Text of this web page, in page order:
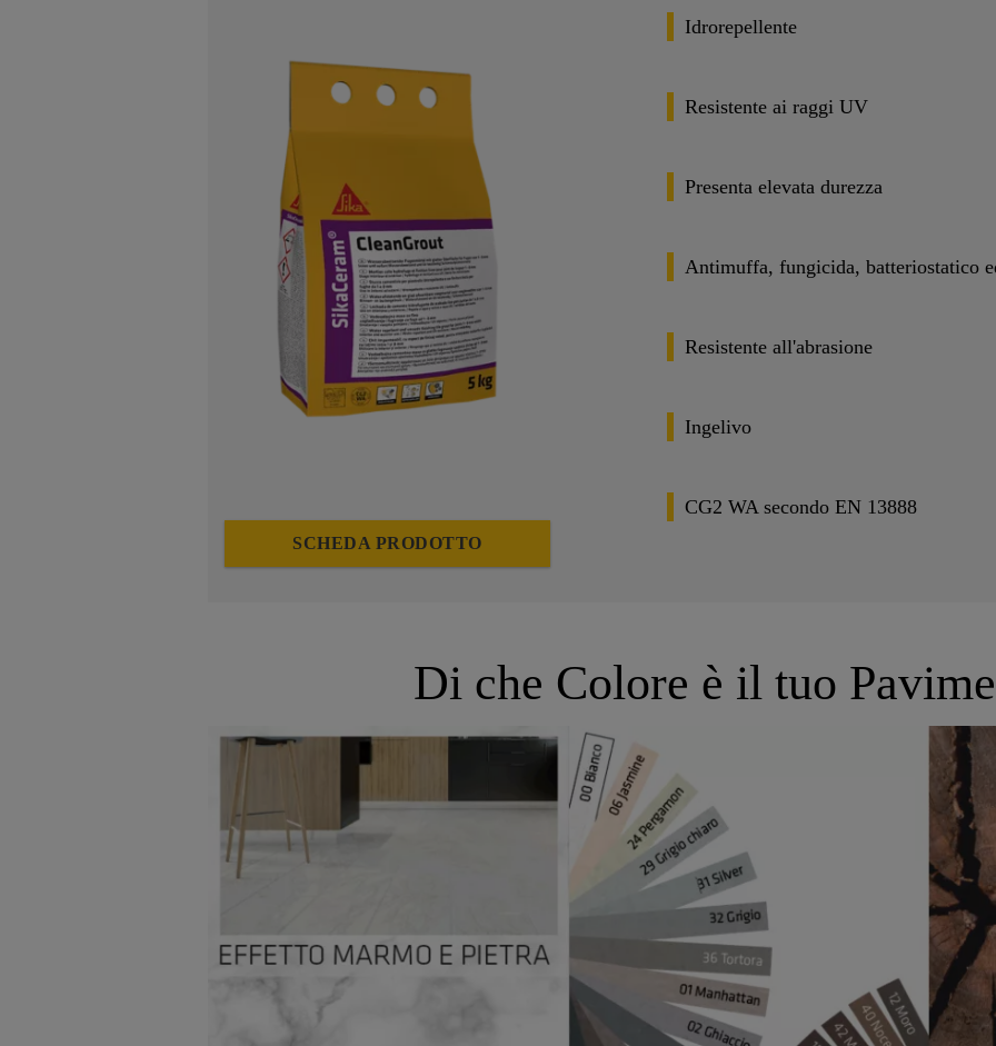
SCHEDA PRODOTTO
Idrorepellente
Resistente ai raggi UV
Presenta elevata durezza
Antimuffa, fungicida, batteriostatico
Resistente all'abrasione
Ingelivo
CG2 WA secondo EN 13888
Di che Colore è il tuo